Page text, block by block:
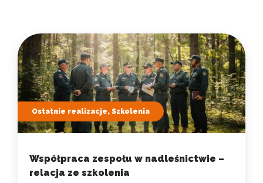
Ostatnie realizacje, Szkolenia
Współpraca zespołu w nadleśnictwie –
relacja ze szkolenia